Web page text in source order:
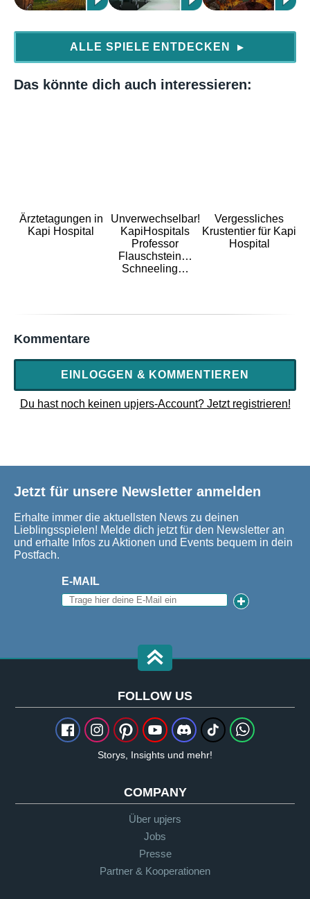
ALLE SPIELE ENTDECKEN ▶
Das könnte dich auch interessieren:
Ärztetagungen in
Kapi Hospital
Unverwechselbar!
KapiHospitals
Professor
Flauschstein…
Schneeling…
Vergessliches
Krustentier für Kapi
Hospital
Kommentare
EINLOGGEN & KOMMENTIEREN
Du hast noch keinen upjers-Account? Jetzt registrieren!
Jetzt für unsere Newsletter anmelden
Erhalte immer die aktuellsten News zu deinen
Lieblingsspielen! Melde dich jetzt für den Newsletter an
und erhalte Infos zu Aktionen und Events bequem in dein
Postfach.
E-MAIL
FOLLOW US
Storys, Insights und mehr!
COMPANY
Über upjers
Jobs
Presse
Partner & Kooperationen